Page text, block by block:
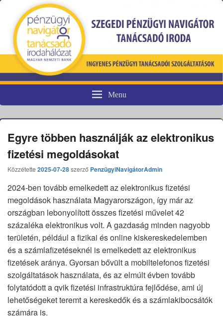
Pénzügyi fogyasztóvédelem
Menu
Egyre többen használják az elektronikus
fizetési megoldásokat
Közzétette 2025-07-28szerző PenzügyiNavigátorAdmin
2024-ben tovább emelkedett az elektronikus fizetési
megoldások használata Magyarországon, így már az
országban lebonyolított összes fizetési művelet 42
százaléka elektronikus volt. A gazdaság minden nagyobb
területén, például a fizikai és online kiskereskedelemben
és a számlafizetéseknél is emelkedett az elektronikus
fizetések aránya. Gyorsan bővült a mobiltelefonos fizetési
szolgáltatások használata, és az elmúlt évben tovább
folytatódott a qvik fizetési infrastruktúra fejlődése, ami új
lehetőségeket teremt a kereskedők és a számlakibocsátók
számára is.